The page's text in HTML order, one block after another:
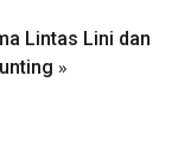
Lintas Lini dan
»